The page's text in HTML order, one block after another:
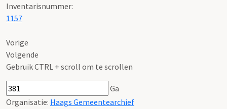
Inventarisnummer:
1157
Vorige
Volgende
Gebruik CTRL + scroll om te scrollen
Ga
Organisatie: Haags Gemeentearchief